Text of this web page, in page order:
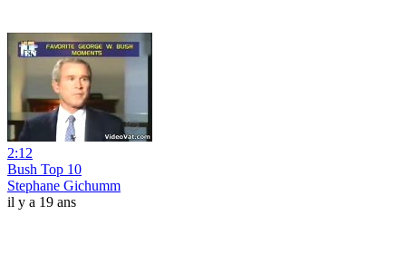
2:12
Bush Top 10
Stephane Gichumm
il y a 19 ans